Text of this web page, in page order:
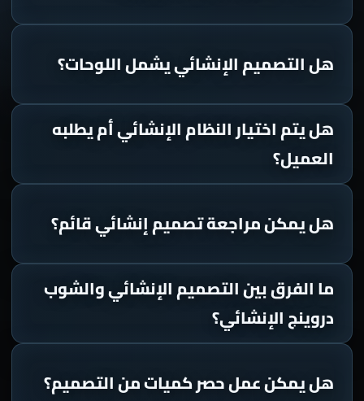
هل التصميم الإنشائي يشمل اللوحات؟
هل يتم اختيار النظام الإنشائي أم يطلبه
العميل؟
هل يمكن مراجعة تصميم إنشائي قائم؟
ما الفرق بين التصميم الإنشائي والشوب
دروينج الإنشائي؟
هل يمكن عمل حصر كميات من التصميم؟